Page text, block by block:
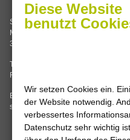
Stadtwerke Leine-Solling GmbH
Mannenstraße 62
37186 Moringen
Tel. 05554 99347-0
Fax 05554 99347-14
E-Mail:
solling.de
Diese Website
benutzt
Wir setzen Cookies ein.
der Website notwendig.
verbessertes
Datenschutz sehr wichtig